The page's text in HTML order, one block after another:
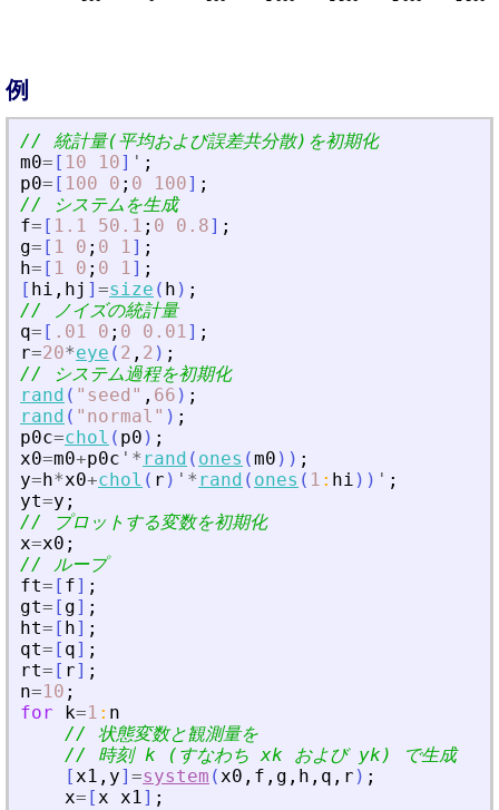
例
// 統計量(平均および誤差共分散)を初期化
m0= [ 10 10] ' ;
p0= [ 100 0 ; 0 100] ;
// システムを生成
f= [ 1.1 50.1 ; 0 0.8] ;
g= [ 1 0 ; 0 1] ;
h= [ 1 0 ; 0 1] ;
[ hi , hj ] =size ( h ) ;
// ノイズの統計量
q= [ .01 0 ; 0 0.01] ;
r=20*eye ( 2 , 2 ) ;
// システム過程を初期化
rand ( " seed " , 66 ) ;
rand ( " normal " ) ;
p0c=chol ( p0 ) ;
x0=m0+p0c ' * rand ( ones (m0 ) ) ;
y=h*x0+chol ( r ) ' * rand ( ones ( 1 : hi ) ) ' ;
yt=y ;
// プロットする変数を初期化
x=x0 ;
// ループ
ft= [ f] ;
gt= [ g] ;
ht= [ h] ;
qt= [ q] ;
rt= [ r] ;
n=10 ;
for
k=1 : n
// 状態変数と観測量を
// 時刻 k (すなわち xk および yk) で生成
[x1 , y] =system (x0 , f , g , h , q , r ) ;
x= [x x1] ;